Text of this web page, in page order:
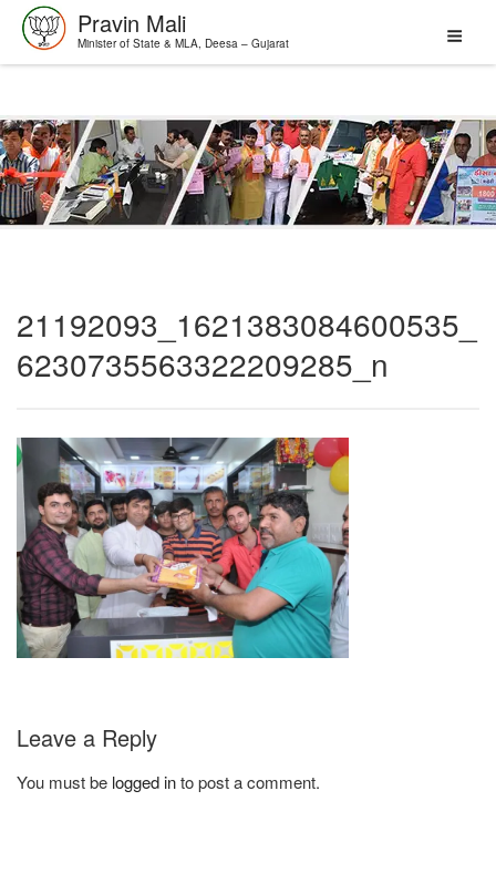
Skip
to
content
Pravin Mali
Minister of State & MLA, Deesa – Gujarat
21192093_1621383084600535_
6230735563322209285_n
Leave a Reply
You must be logged into post a comment.